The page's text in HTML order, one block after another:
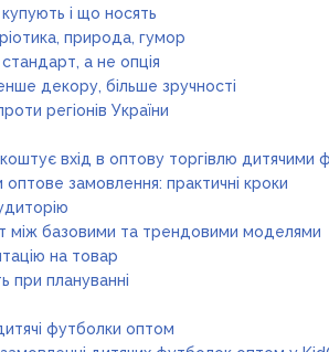
і що носять
природа, гумор
а не опція
декору, більше зручності
регіонів України
вхід в оптову торгівлю дитячими
замовлення: практичні кроки
між базовими та трендовими моделями
на товар
при плануванні
футболки оптом